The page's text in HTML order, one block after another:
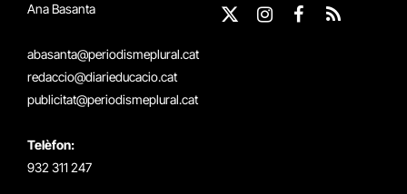
Ana Basanta
abasanta@periodismeplural.cat
redaccio@diarieducacio.cat
publicitat@periodismeplural.cat
Telèfon:
932 311 247
X
Instagram
Facebook
RSS